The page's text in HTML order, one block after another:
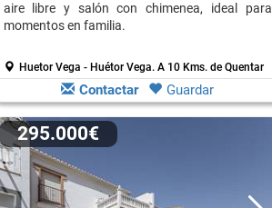
aire libre y salón con chimenea, ideal para
momentos en familia.
Huetor Vega - Huétor Vega. A 10 Kms. de Quentar
Contactar Guardar
295.000€